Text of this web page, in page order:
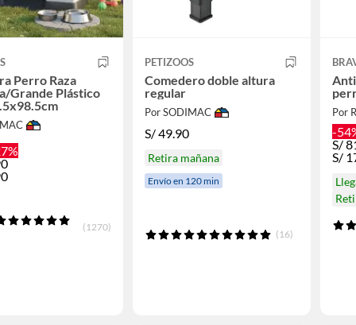
Perro Raza
Grande Plástico
(1270)
PETIZOOS
Comedero doble altura
regular
Por SODIMAC
S/49.90
Retira mañana
Envío en 120 min
(16)
Por
-
S/
S/